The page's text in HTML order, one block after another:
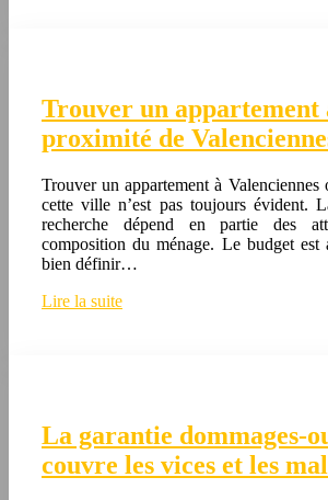
Trouver un appartement
proximité de
Trouver un appartement à
cette ville n’est pas toujours évident.
recherche dépend en partie des
composition du ménage. Le budget est
bien définir…
Lire la suite
La garantie dommages-
couvre les vices et les